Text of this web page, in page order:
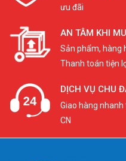
ưu đãi
AN TÂM KHI
Sản phẩm, hàng
Thanh toán tiện
DỊCH VỤ CHU
Giao hàng
CN